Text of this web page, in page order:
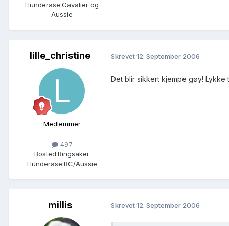
Hunderase:Cavalier og
Aussie
lille_christine
Medlemmer
497
Bosted:Ringsaker
Hunderase:BC/Aussie
Skrevet12. September 2006
Det blir sikkert kjempe gøy! Lykke
millis Skrevet12. September 2006